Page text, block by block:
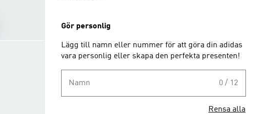
Gör personlig
Lägg till namn eller nummer för att göra din adidas
vara personlig eller skapa den perfekta presenten!
Namn 0 / 12
Rensa alla